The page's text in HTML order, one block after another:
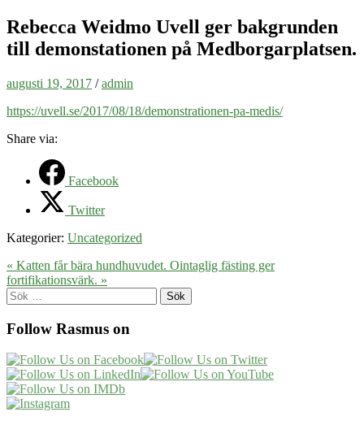
Rebecca Weidmo Uvell ger bakgrunden
till demonstationen på Medborgarplatsen.
augusti 19, 2017 /admin
https://uvell.se/2017/08/18/demonstrationen-pa-medis/
Share via:
Facebook
Twitter
Kategorier: Uncategorized
« Katten får bära hundhuvudet. Ointaglig fästing ger
fortifikationsvärk. »
Sök
efter:
Follow Rasmus on